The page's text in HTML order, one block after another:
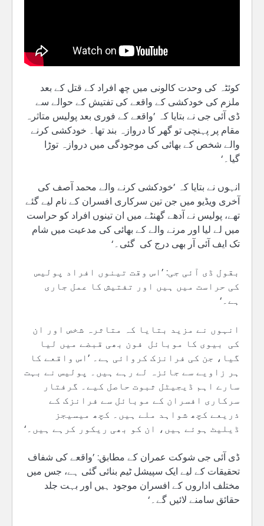
کوئٹہ کی وحدت کالونی میں چھ افراد کے قتل کے بعد
ملزم کی خودکشی کے واقعے کی تفتیش کے حوالے سے
ڈی آئی جی نے بتایا کہ ’واقعے کے فوری بعد پولیس متاثرہ
مقام پر پہنچی تو گھر کا دروازہ بند تھا۔ خودکشی کرنے
والے شخص کے بھائی کی موجودگی میں دروازہ توڑا
گیا۔‘
انہوں نے بتایا کہ ’خودکشی کرنے والے محمد آصف کی
آخری ویڈیو میں جن تین سرکاری افسران کے نام لیے گئے
تھے، پولیس نے آدھے گھنٹے میں ان تینوں افراد کو حراست
میں لے لیا اور مرنے والے کے بھائی کی مدعیت میں شام
تک ایف آئی آر بھی درج کی گئی۔‘
بقول ڈی آئی جی: ’اس وقت تینوں افراد پولیس
کی حراست میں ہیں اور تفتیش کا عمل جاری
ہے۔‘
انہوں نے مزید بتایا کہ متاثرہ شخص اور ان
کی بیوی کا موبائل فون بھی قبضے میں لیا
گیا، جن کی فرانزک کروائی ہے۔ ’اس واقعے کا
ہر زاویے سے جائزہ لے رہے ہیں۔ پولیس نے بہت
سارے اہم ڈیجیٹل ثبوت حاصل کیے۔ گرفتار
سرکاری افسران کے موبائل سے فرانزک کے
ذریعے کچھ شواہد ملے ہیں۔ کچھ میسیجز
ڈیلیٹ ہوئے ہیں، ان کو بھی ریکور کرہے ہیں۔‘
ڈی آئی جی شوکت عمران کے مطابق: ’واقعے کی شفاف
تحقیقات کے لیے ایک سپیشل ٹیم بنائی گئی ہے، جس میں
مختلف اداروں کے افسران موجود ہیں اور بہت جلد
حقائق سامنے لائیں گے۔‘